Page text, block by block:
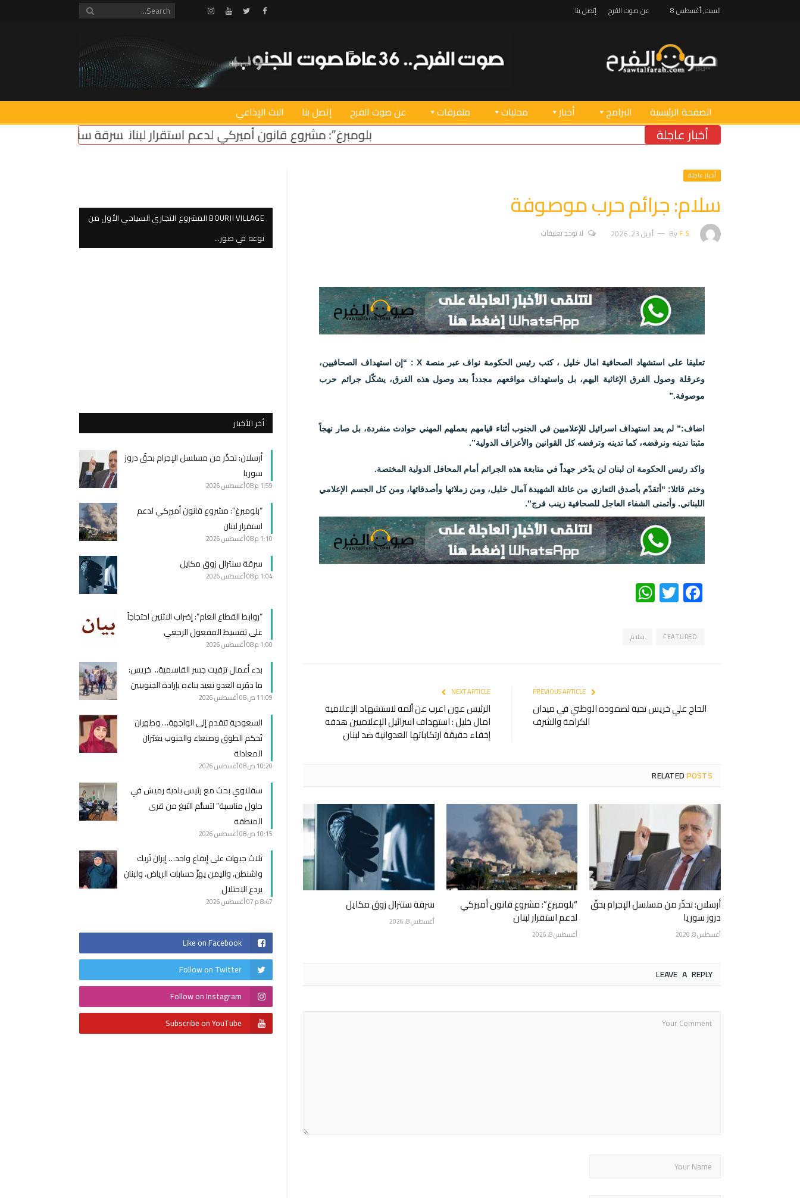
السبت, أغسطس 8 عن صوت الفرح إتصل بنا Facebook
Twitter
Youtube
Instagram
الصفحة الرئيسية البرامج أخبار محليات متفرقات عن صوت الفرح إتصل بنا البث الإذاعي
أخبار عاجلة “بلومبرغ”: مشروع قانون أميركي لدعم استقرار لبنان سرقة سنترال زوق مكايل “روابط القطاع
أخبار عاجلة
سلام: جرائم حرب موصوفة
ByF.S أبريل 23, 2026 لا توجد تعليقات
تعليقا على استشهاد الصحافية امال خليل ، كتب رئيس الحكومة نواف عبر منصة X : “إن استهداف الصحافيين،
وعرقلة وصول الفرق الإغاثية اليهم، بل واستهداف مواقعهم مجدداً بعد وصول هذه الفرق، يشكّل جرائم حرب
موصوفة.”
اضاف:” لم يعد استهداف اسرائيل للإعلاميين في الجنوب أثناء قيامهم بعملهم المهني حوادث منفردة، بل صار نهجاً
مثبتا ندينه ونرفضه، كما تدينه وترفضه كل القوانين والأعراف الدولية”.
واكد رئيس الحكومة ان لبنان لن يدّخر جهداً في متابعة هذه الجرائم أمام المحافل الدولية المختصة.
وختم قائلا: “أتقدّم بأصدق التعازي من عائلة الشهيدة آمال خليل، ومن زملائها وأصدقائها، ومن كل الجسم الإعلامي
اللبناني. وأتمنى الشفاء العاجل للصحافية زينب فرج”.
Facebook
Twitter
FEATURED سلام
الحاج علي خريس تحية لصموده الوطني في ميدان
الكرامة والشرف
NEXT ARTICLE
الرئيس عون اعرب عن ألمه لاستشهاد الإعلامية
امال خليل : استهداف اسرائيل الإعلاميين هدفه
إخفاء حقيقة ارتكاباتها العدوانية ضد لبنان
RELATEDPOSTS
أرسلان: نحذّر من مسلسل الإجرام بحقّ
دروز سوريا
أغسطس 8, 2026
“بلومبرغ”: مشروع قانون أميركي
لدعم استقرار لبنان
أغسطس 8, 2026
سرقة سنترال زوق مكايل
أغسطس 8, 2026
LEAVE A REPLY
BOURJI VILLAGE المشروع التجاري السياحي الأول من
نوعه في صور…
أخر الأخبار
أرسلان: نحذّر من مسلسل الإجرام بحقّ دروز
سوريا
1:59 م 08 أغسطس 2026
“بلومبرغ”: مشروع قانون أميركي لدعم
استقرار لبنان
1:10 م 08 أغسطس 2026
سرقة سنترال زوق مكايل
1:04 م 08 أغسطس 2026
“روابط القطاع العام”: إضراب الاثنين احتجاجاً
على تقسيط المفعول الرجعي
1:00 م 08 أغسطس 2026
بدء أعمال تزفيت جسر القاسمية.. خريس:
ما دمّره العدو نعيد بناءه بإرادة الجنوبيين
11:09 ص 08 أغسطس 2026
السعودية تتقدم إلى الواجهة… وطهران
تُحكم الطوق وصنعاء والجنوب يغيّران
المعادلة
10:20 ص 08 أغسطس 2026
سقلاوي بحث مع رئيس بلدية رميش في
حلول مناسبة” لتسلُّم التبغ من قرى
المنطقة
10:15 ص 08 أغسطس 2026
ثلاث جبهات على إيقاع واحد… إيران تُربك
واشنطن، واليمن يهزّ حسابات الرياض، ولبنان
يردع الاحتلال
8:47 م 07 أغسطس 2026
Like on Facebook
Follow on Twitter
Follow on Instagram
Subscribe on YouTube